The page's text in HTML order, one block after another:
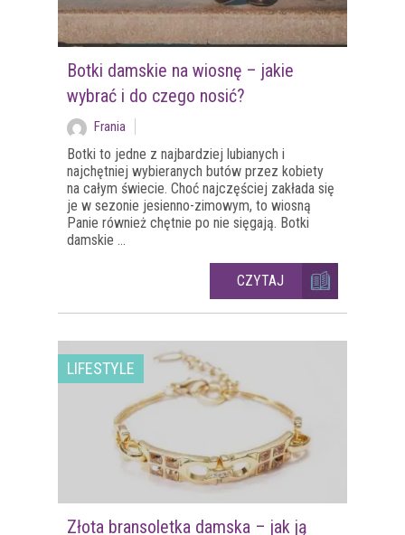
Botki damskie na wiosnę – jakie
wybrać i do czego nosić?
Frania
Botki to jedne z najbardziej lubianych i
najchętniej wybieranych butów przez kobiety
na całym świecie. Choć najczęściej zakłada się
je w sezonie jesienno-zimowym, to wiosną
Panie również chętnie po nie sięgają. Botki
damskie ...
CZYTAJ
LIFESTYLE
Złota bransoletka damska – jak ją